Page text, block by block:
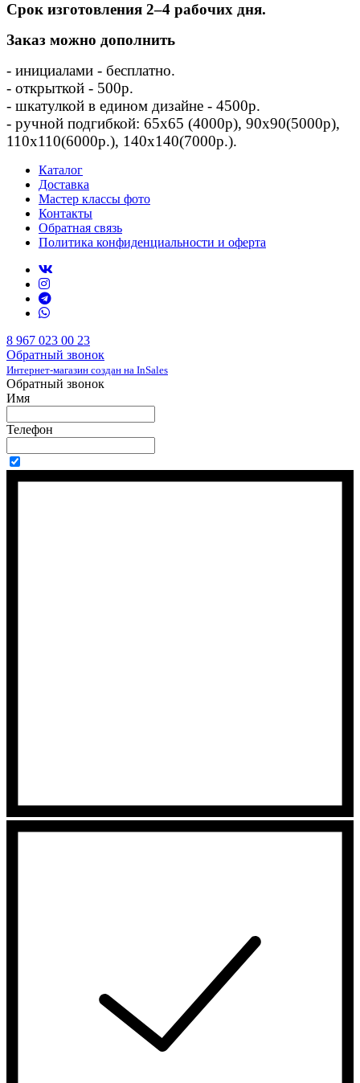
Срок изготовления 2–4 рабочих дня.
Заказ можно дополнить
- инициалами - бесплатно.⠀
- открыткой - 500р. ⠀
- шкатулкой в едином дизайне - 4500р.
- ручной подгибкой: 65х65 (4000р), 90х90(5000р),
110х110(6000р.), 140х140(7000р.).⠀
Каталог
Доставка
Мастер классы фото
Контакты
Обратная связь
Политика конфиденциальности и оферта
8 967 023 00 23
Обратный звонок
Интернет-магазин создан на InSales
Обратный звонок
Имя
Телефон